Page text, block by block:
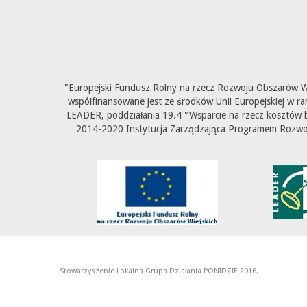
"Europejski Fundusz Rolny na rzecz Rozwoju Obszarów
współfinansowane jest ze środków Unii Europejskiej w
LEADER, poddziałania 19.4 "Wsparcie na rzecz
2014-2020 Instytucja Zarządzająca Programem
Stowarzyszenie Lokalna Grupa Działania PONIDZIE 2016.